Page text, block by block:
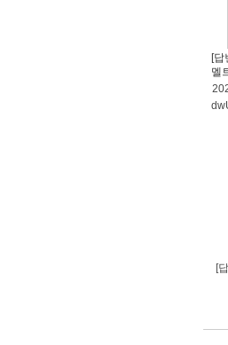
[
멜
[